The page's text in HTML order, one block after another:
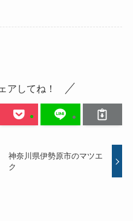
アしてね！
神奈川県伊勢原市のマツエ
ク